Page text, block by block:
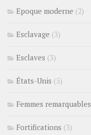
Epoque moderne (2)
Esclavage (3)
Esclaves (3)
États-Unis (5)
Femmes remarquables
Fortifications (3)